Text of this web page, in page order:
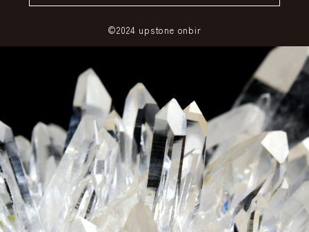
©2024 upstone onbir